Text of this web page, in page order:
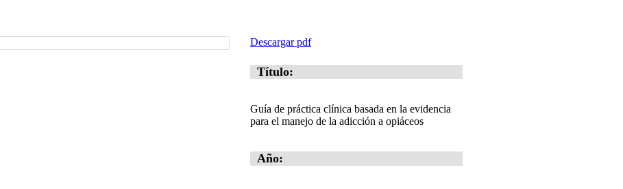
Descargar pdf
Título:
Guía de práctica clínica basada en la evidencia
para el manejo de la adicción a opiáceos
Año: